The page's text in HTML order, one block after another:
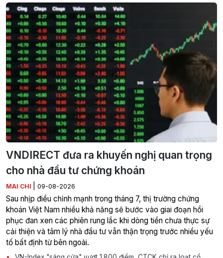
VNDIRECT đưa ra khuyến nghị quan trọng
cho nhà đầu tư chứng khoán
MAI CHI 09-08-2026
Sau nhịp điều chỉnh mạnh trong tháng 7, thị trường chứng
khoán Việt Nam nhiều khả năng sẽ bước vào giai đoạn hồi
phục đan xen các phiên rung lắc khi dòng tiền chưa thực sự
cải thiện và tâm lý nhà đầu tư vẫn thận trọng trước nhiều yếu
tố bất định từ bên ngoài.